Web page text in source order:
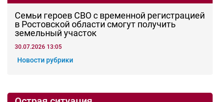
В Ростове задержали подозреваемого в
поджоге АЗС и 21 машины
вчера, 11:55